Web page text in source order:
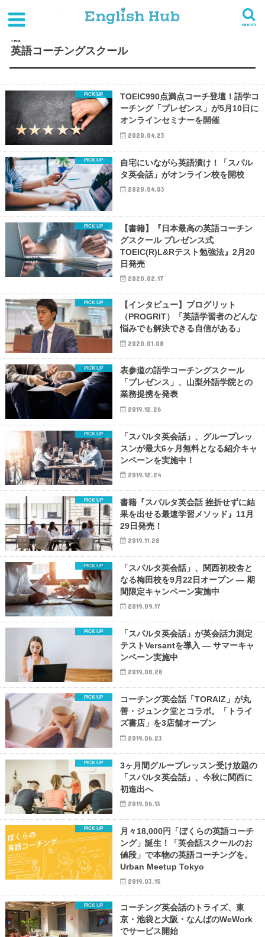
search
タグ : 英語コーチングスクール
TAG
英語コーチングスクール
TOEIC990点満点コーチ登壇！語学コ
ーチング「プレゼンス」が5月10日に
オンラインセミナーを開催
2020.04.23
自宅にいながら英語漬け！「スパル
タ英会話」がオンライン校を開校
2020.04.03
【書籍】『日本最高の英語コーチン
グスクール プレゼンス式
TOEIC(R)L&Rテスト勉強法』2月20
日発売
2020.02.17
【インタビュー】プログリット
（PROGRIT）「英語学習者のどんな
悩みでも解決できる自信がある」
2020.01.08
表参道の語学コーチングスクール
「プレゼンス」、山梨外語学院との
業務提携を発表
2019.12.26
「スパルタ英会話」、グループレッ
スンが最大6ヶ月無料となる紹介キャ
ンペーンを実施中！
2019.12.24
書籍『スパルタ英会話 挫折せずに結
果を出せる最速学習メソッド』11月
29日発売！
2019.11.28
「スパルタ英会話」、関西初校舎と
なる梅田校を9月22日オープン ― 期
間限定キャンペーン実施中
2019.09.17
「スパルタ英会話」が英会話力測定
テストVersantを導入 ― サマーキャ
ンペーン実施中
2019.08.28
コーチング英会話「TORAIZ」が丸
善・ジュンク堂とコラボ。「トライ
ズ書店」を3店舗オープン
2019.06.23
3ヶ月間グループレッスン受け放題の
「スパルタ英会話」、今秋に関西に
初進出へ
2019.06.13
月々18,000円「ぼくらの英語コーチ
ング」誕生！「英会話スクールのお
値段」で本物の英語コーチングを。
Urban Meetup Tokyo
2019.03.15
コーチング英会話のトライズ、東
京・池袋と大阪・なんばのWeWork
でサービス開始